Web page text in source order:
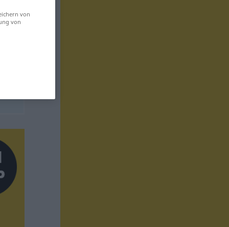
von
von